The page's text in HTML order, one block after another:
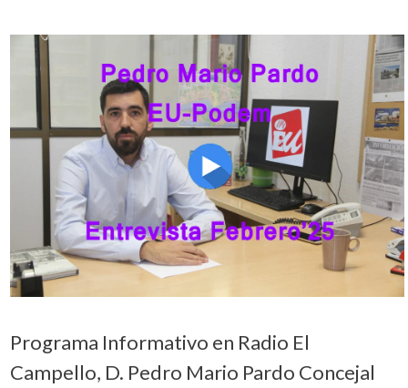
Programa Informativo en Radio El
Campello, D. Pedro Mario Pardo Concejal